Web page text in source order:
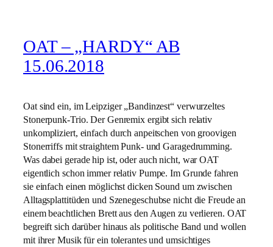
OAT – „HARDY“ AB
15.06.2018
Oat sind ein, im Leipziger „Bandinzest“ verwurzeltes
Stonerpunk-Trio. Der Genremix ergibt sich relativ
unkompliziert, einfach durch anpeitschen von groovigen
Stonerriffs mit straightem Punk- und Garagedrumming.
Was dabei gerade hip ist, oder auch nicht, war OAT
eigentlich schon immer relativ Pumpe. Im Grunde fahren
sie einfach einen möglichst dicken Sound um zwischen
Alltagsplattitüden und Szenegeschubse nicht die Freude an
einem beachtlichen Brett aus den Augen zu verlieren. OAT
begreift sich darüber hinaus als politische Band und wollen
mit ihrer Musik für ein tolerantes und umsichtiges